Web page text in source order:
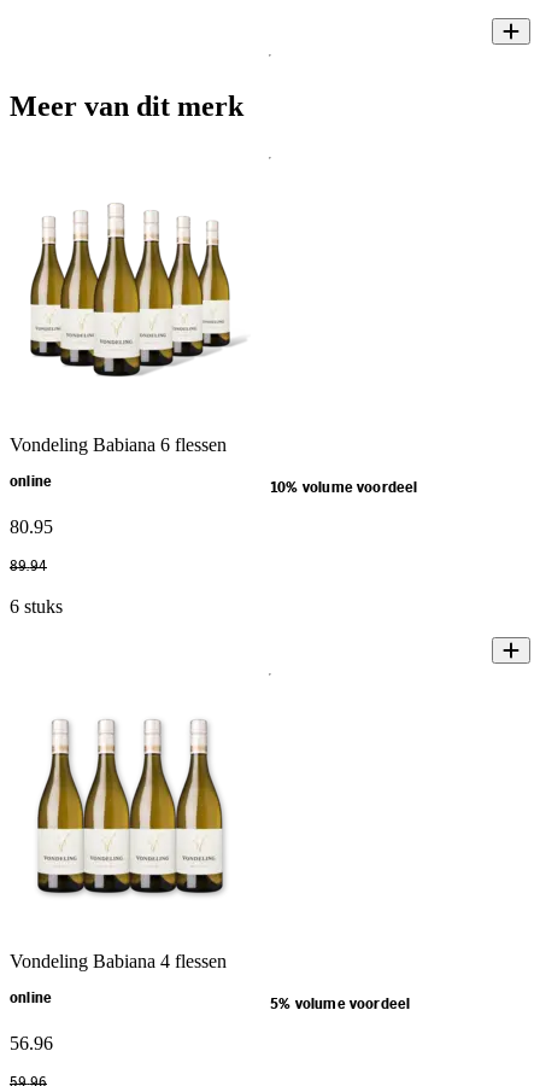
Meer van dit merk
Vondeling Babiana 6 flessen
online 10% volume voordeel
80.95
89.94
6 stuks
Vondeling Babiana 4 flessen
online 5% volume voordeel
56.96
59.96